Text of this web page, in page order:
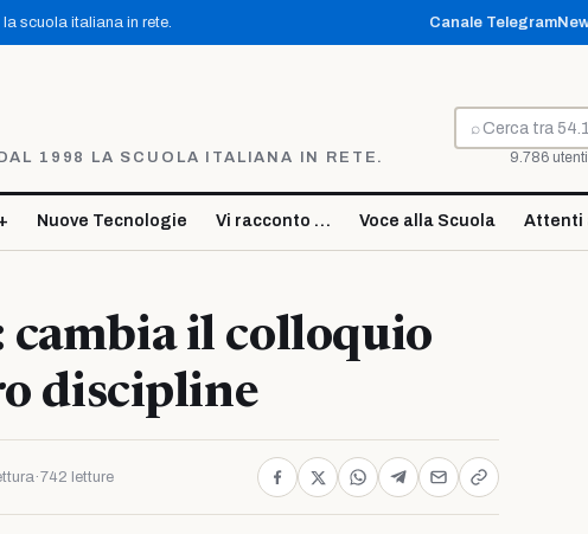
scuola italiana in rete. Canale Telegram
1998 LA SCUOLA ITALIANA IN RETE.
⌕
Cerca
9.786
Nuove Tecnologie Vi racconto … Voce alla Scuola Attenti
il colloquio
discipline
·742 letture